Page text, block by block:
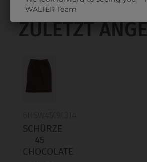
ZULETZT
SCHÜRZE
45
CHOCOLATE
WALTER Team